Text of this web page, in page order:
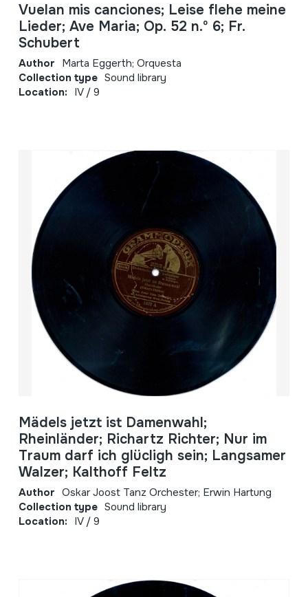
Vuelan mis canciones; Leise flehe meine
Lieder; Ave Maria; Op. 52 n.º 6; Fr.
Schubert
Author Marta Eggerth; Orquesta
Collection type Sound library
Location: IV / 9
Mädels jetzt ist Damenwahl;
Rheinländer; Richartz Richter; Nur im
Traum darf ich glücligh sein; Langsamer
Walzer; Kalthoff Feltz
Author Oskar Joost Tanz Orchester; Erwin Hartung
Collection type Sound library
Location: IV / 9